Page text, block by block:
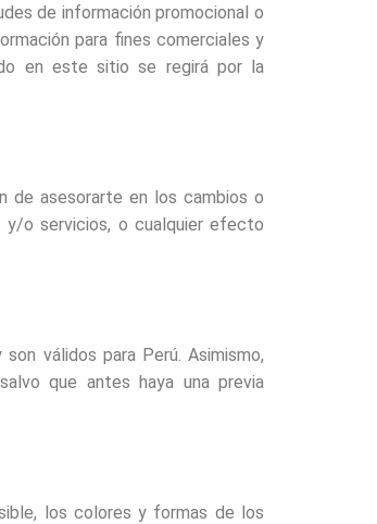
de información promocional o
para fines comerciales y
en este sitio se regirá por la
de asesorarte en los cambios o
y/o servicios, o cualquier efecto
válidos para Perú. Asimismo,
que antes haya una previa
los colores y formas de los